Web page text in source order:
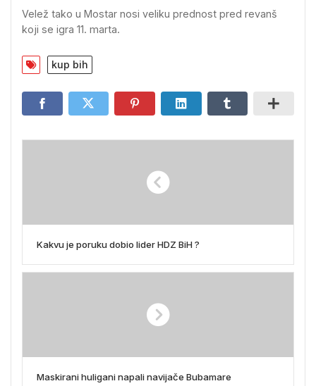
Velež tako u Mostar nosi veliku prednost pred revanš
koji se igra 11. marta.
kup bih
Kakvu je poruku dobio lider HDZ BiH ?
Maskirani huligani napali navijače Bubamare